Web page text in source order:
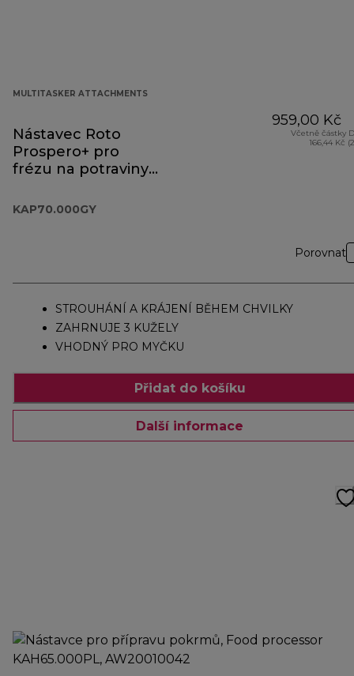
MULTITASKER ATTACHMENTS
Nástavec Roto
Prospero+ pro
frézu na potraviny
KAP70.000GY
959,00 Kč
Včetně částky
166,44 Kč
Porovnat
STROUHÁNÍ A KRÁJENÍ BĚHEM CHVILKY
ZAHRNUJE 3 KUŽELY
VHODNÝ PRO MYČKU
Přidat do košíku
Další informace